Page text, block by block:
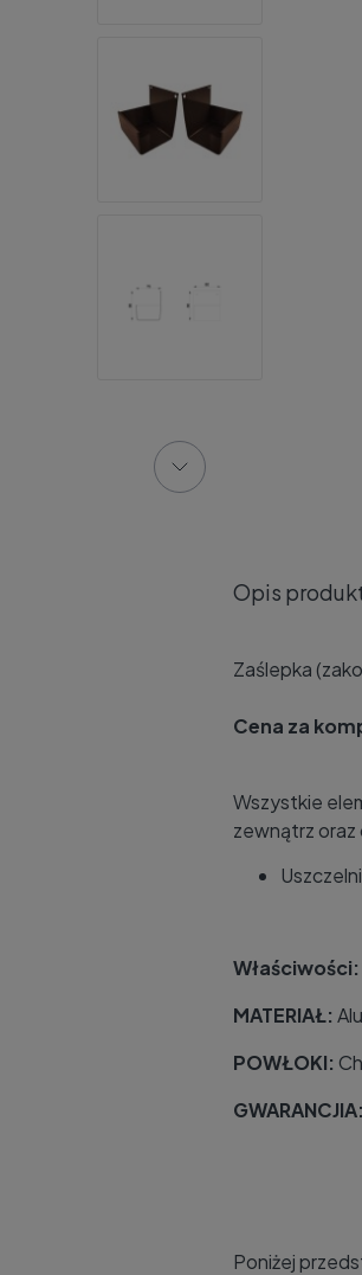
Opis
Zaślepka
Cena za
Wszystkie
zewnątrz
Właściwości:
MATERIAŁ:
POWŁOKI:
GWARANCJIA:
Poniżej